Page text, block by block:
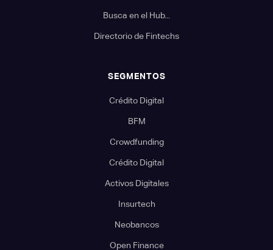
Busca en el Hub...
Directorio de Fintechs
SEGMENTOS
Crédito Digital
BFM
Crowdfunding
Crédito Digital
Activos Digitales
Insurtech
Neobancos
Open Finance